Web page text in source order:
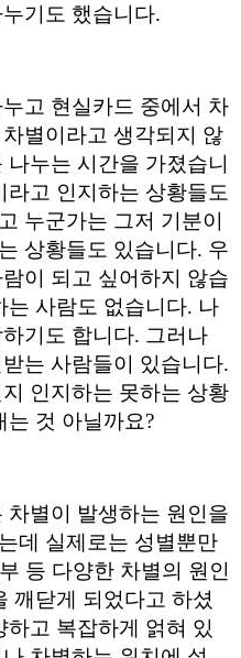
기도 했습니다.
고 현실카드 중에서 차
별이라고 생각되지 않
누는 시간을 가졌습니
고 인지하는 상황들도
누군가는 그저 기분이
상황들도 있습니다. 우
이 되고 싶어하지 않습
는 사람도 없습니다. 나
기도 합니다. 그러나
는 사람들이 있습니다.
인지하는 못하는 상황
는 것 아닐까요?
별이 발생하는 원인을
데 실제로는 성별뿐만
등 다양한 차별의 원인
깨닫게 되었다고 하셨
고 복잡하게 얽혀 있